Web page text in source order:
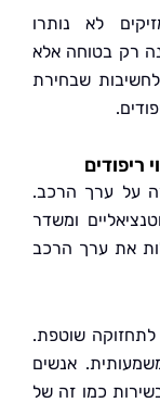
נותרו
אלא
שבחירת
הרכב.
ומשדר
הרכב
שוטפת.
אנשים
זה של